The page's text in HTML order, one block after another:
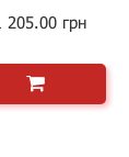
205.00 грн